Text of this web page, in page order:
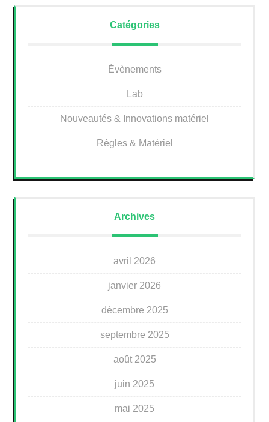
Catégories
Évènements
Lab
Nouveautés & Innovations matériel
Règles & Matériel
Archives
avril 2026
janvier 2026
décembre 2025
septembre 2025
août 2025
juin 2025
mai 2025